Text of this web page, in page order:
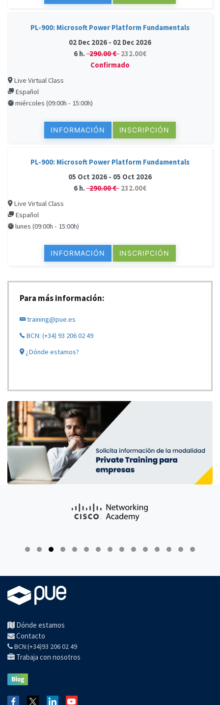
PL-900: Microsoft Power Platform Fundamentals
02 Dec 2026 - 02 Dec 2026
6 h.290.00 € 232.00€
Confirmado
Live Virtual Class
Español
miércoles (09:00h - 15:00h)
INFORMACIÓN INSCRIPCIÓN
PL-900: Microsoft Power Platform Fundamentals
05 Oct 2026 - 05 Oct 2026
6 h.290.00 € 232.00€
Live Virtual Class
Español
lunes (09:00h - 15:00h)
INFORMACIÓN INSCRIPCIÓN
Para más información:
training@pue.es
BCN: (+34) 93 206 02 49
¿Dónde estamos?
Dónde estamos
Contacto
BCN:(+34)93 206 02 49
Trabaja con nosotros